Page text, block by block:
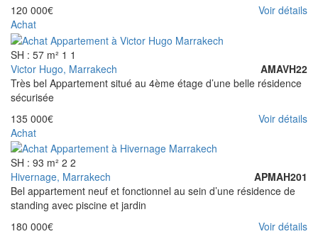
120 000€
Voir détails
Achat
SH : 57 m² 1 1
Victor Hugo, Marrakech
AMAVH22
Très bel Appartement situé au 4ème étage d’une belle résidence
sécurisée
135 000€
Voir détails
Achat
SH : 93 m² 2 2
Hivernage, Marrakech
APMAH201
Bel appartement neuf et fonctionnel au sein d’une résidence de
standing avec piscine et jardin
180 000€
Voir détails